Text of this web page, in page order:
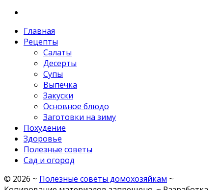
Главная
Рецепты
Салаты
Десерты
Супы
Выпечка
Закуски
Основное блюдо
Заготовки на зиму
Похудение
Здоровье
Полезные советы
Сад и огород
© 2026 ~ Полезные советы домохозяйкам ~